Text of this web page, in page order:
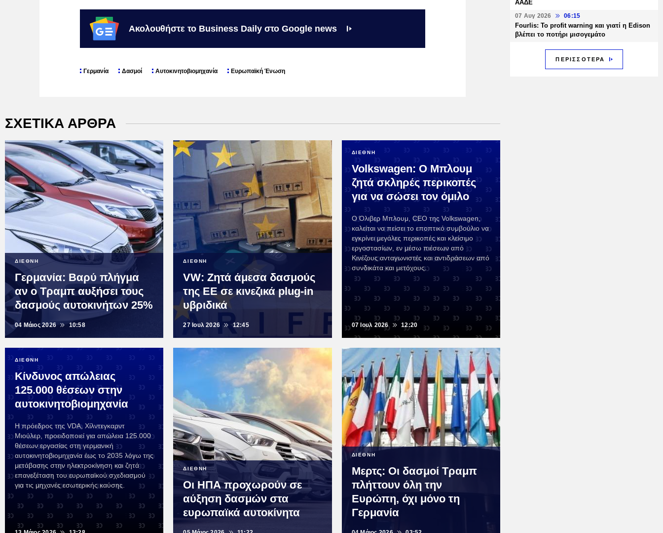
Ακολουθήστε το Business Daily στο Google news
Γερμανία Δασμοί Αυτοκινητοβιομηχανία Ευρωπαϊκή Ένωση
ΣΧΕΤΙΚΑ ΑΡΘΡΑ
ΔΙΕΘΝΗ
Γερμανία: Βαρύ πλήγμα
αν ο Τραμπ αυξήσει τους
δασμούς αυτοκινήτων 25%
04 Μάιος 2026 10:58
ΔΙΕΘΝΗ
VW: Ζητά άμεσα δασμούς
της ΕΕ σε κινεζικά plug-in
υβριδικά
27 Ιουλ 2026 12:45
ΔΙΕΘΝΗ
Volkswagen: Ο Μπλουμ
ζητά σκληρές περικοπές
για να σώσει τον όμιλο
Ο Όλιβερ Μπλουμ, CEO της Volkswagen,
καλείται να πείσει το εποπτικό συμβούλιο να
εγκρίνει μεγάλες περικοπές και κλείσιμο
εργοστασίων, εν μέσω πιέσεων από
Κινέζους ανταγωνιστές και αντιδράσεων από
συνδικάτα και μετόχους.
07 Ιουλ 2026 12:20
ΔΙΕΘΝΗ
Κίνδυνος απώλειας
125.000 θέσεων στην
αυτοκινητοβιομηχανία
Η πρόεδρος της VDA, Χίλντεγκαρντ
Μιούλερ, προειδοποιεί για απώλεια 125.000
θέσεων εργασίας στη γερμανική
αυτοκινητοβιομηχανία έως το 2035 λόγω της
μετάβασης στην ηλεκτροκίνηση και ζητά
επανεξέταση του ευρωπαϊκού σχεδιασμού
για τις μηχανές εσωτερικής καύσης.
ΔΙΕΘΝΗ
Οι ΗΠΑ προχωρούν σε
αύξηση δασμών στα
ευρωπαϊκά αυτοκίνητα
ΔΙΕΘΝΗ
Μερτς: Οι δασμοί Τραμπ
πλήττουν όλη την
Ευρώπη, όχι μόνο τη
Γερμανία
ΑΑΔΕ
07 Αυγ 2026 06:15
Fourlis: Το profit warning και γιατί η Edison
βλέπει το ποτήρι μισογεμάτο
ΠΕΡΙΣΣΟΤΕΡΑ